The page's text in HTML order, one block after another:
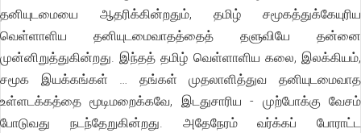
தனியுடமையை ஆதரிக்கின்றதும், தமிழ் சமூகத்துக்கேயுரிய
வெள்ளாளிய தனியுடமைவாதத்தைத் தளுவியே தன்னை
முன்னிறுத்துகின்றது. இந்தத் தமிழ் வெள்ளாளிய கலை, இலக்கியம்,
சமூக இயக்கங்கள் … தங்கள் முதலாளித்துவ தனியுடமைவாத
உள்ளடக்கத்தை மூடிமறைக்கவே, இடதுசாரிய - முற்போக்கு வேசம்
போடுவது நடந்தேறுகின்றது. அதேநேரம் வர்க்கப் போராட்ட